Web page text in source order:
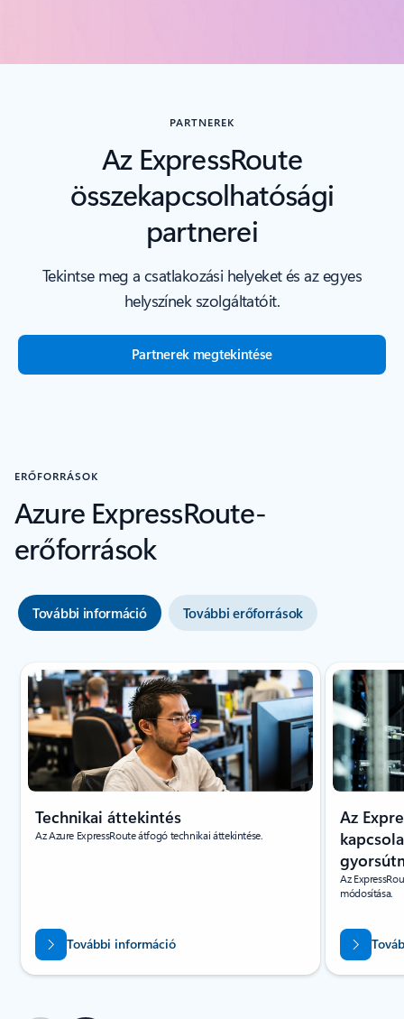
PARTNEREK
Az ExpressRoute
összekapcsolhatósági
partnerei
Tekintse meg a csatlakozási helyeket és az egyes
helyszínek szolgáltatóit.
Partnerek megtekintése
ERŐFORRÁSOK
Azure ExpressRoute-
erőforrások
További információ További erőforrások
Technikai áttekintés
Az Azure ExpressRoute átfogó technikai áttekintése.
További információ
Az
Az
módosítása.